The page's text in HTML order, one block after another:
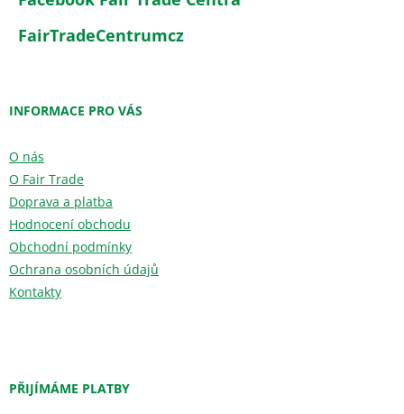
FairTradeCentrumcz
INFORMACE PRO VÁS
O nás
O Fair Trade
Doprava a platba
Hodnocení obchodu
Obchodní podmínky
Ochrana osobních údajů
Kontakty
PŘIJÍMÁME PLATBY